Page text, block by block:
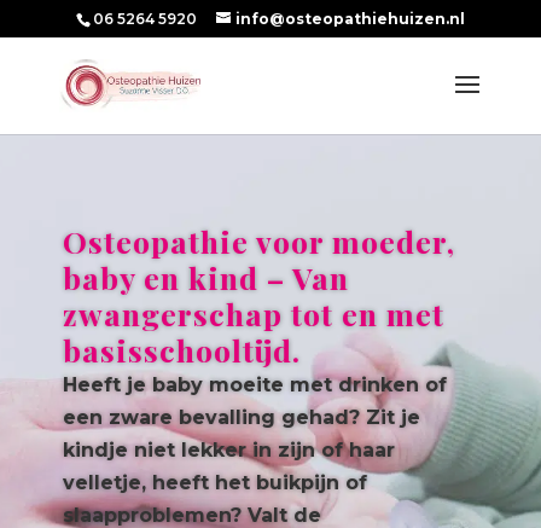
06 5264 5920 info@osteopathiehuizen.nl
Osteopathie voor moeder,
baby en kind – Van
zwangerschap tot en met
basisschooltijd.
Heeft je baby moeite met drinken of
een zware bevalling gehad? Zit je
kindje niet lekker in zijn of haar
velletje, heeft het buikpijn of
slaapproblemen? Valt de